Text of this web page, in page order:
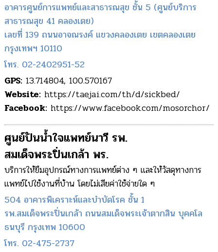
อาคารศูนย์การแพทย์และสาธารณสุข ชั้น 5 (ศูนย์บริการ
สาธารณสุข 41 คลองเตย)
เลขที่ 139 ถนนอาจณรงค์ แขวงคลองเตย เขตคลองเตย
กรุงเทพฯ 10110
โทร. 02-2402951-52
GPS: 13.714804, 100.570167
Website: https://taejai.com/th/d/sickbed/
Facebook: https://www.facebook.com/mosorchor/
ศูนย์ปันน้ำใจแพทย์นาวี รพ.
สมเด็จพระปิ่นเกล้า พร.
บริการให้ยืมอุปกรณ์ทางการแพทย์ต่าง ๆ และให้วัสดุทางการ
แพทย์ไปใช้งานที่บ้าน โดยไม่เสียค่าใช้จ่ายใด ๆ
504 อาคารพิเคราะห์และบำบัดโรค ชั้น 1
รพ.สมเด็จพระปิ่นเกล้า ถนนสมเด็จพระเจ้าตากสิน บุคคโล
ธนบุรี กรุงเทพ 10600
โทร. 02-475-2737